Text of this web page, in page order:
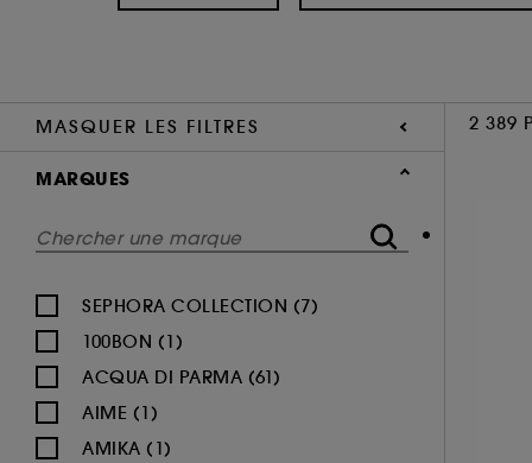
MASQUER LES FILTRES 2 389
MARQUES
SEPHORA COLLECTION (7)
100BON (1)
ACQUA DI PARMA (61)
AIME (1)
AMIKA (1)